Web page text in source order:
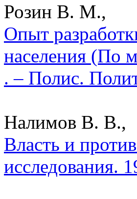
Розин В. М.,
Опыт
населения (По
. – Полис.
Налимов В. В.,
Власть и
исследования.